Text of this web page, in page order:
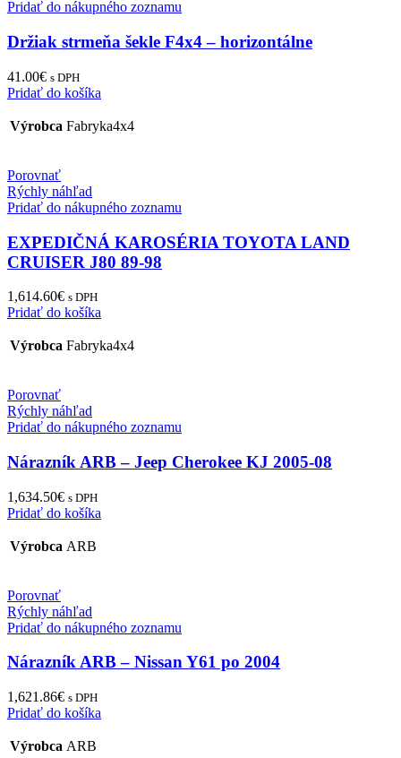
Pridať do nákupného zoznamu
Držiak strmeňa šekle F4x4 – horizontálne
41.00€ s DPH
Pridať do košíka
Výrobca Fabryka4x4
Porovnať
Rýchly náhľad
Pridať do nákupného zoznamu
EXPEDIČNÁ KAROSÉRIA TOYOTA LAND
CRUISER J80 89-98
1,614.60€ s DPH
Pridať do košíka
Výrobca Fabryka4x4
Porovnať
Rýchly náhľad
Pridať do nákupného zoznamu
Nárazník ARB – Jeep Cherokee KJ 2005-08
1,634.50€ s DPH
Pridať do košíka
Výrobca ARB
Porovnať
Rýchly náhľad
Pridať do nákupného zoznamu
Nárazník ARB – Nissan Y61 po 2004
1,621.86€ s DPH
Pridať do košíka
Výrobca ARB